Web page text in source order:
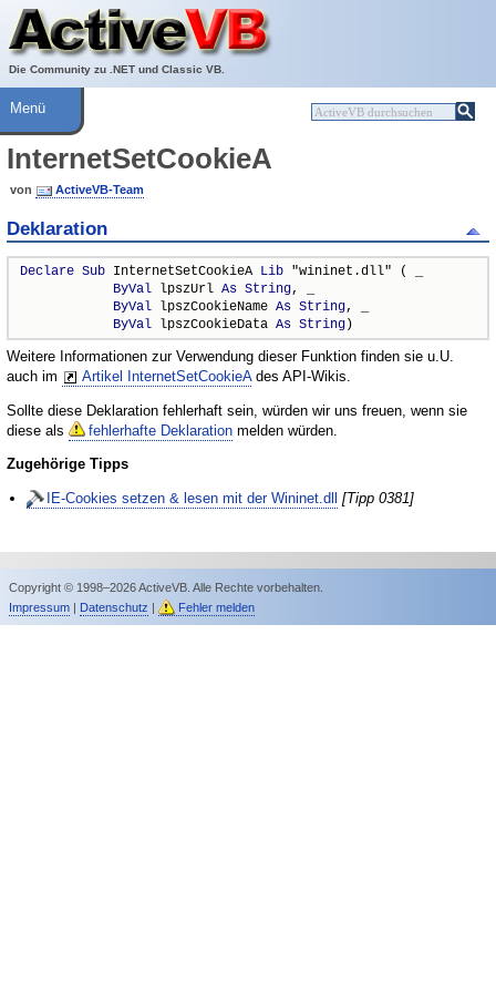
Die Community zu .NET und Classic VB.
Über ActiveVB
Hilfe
Menü
InternetSetCookieA
von ActiveVB-Team
Deklaration
Declare Sub InternetSetCookieA Lib "wininet.dll" ( _
ByVal lpszUrl As String, _
ByVal lpszCookieName As String, _
ByVal lpszCookieData As String)
Weitere Informationen zur Verwendung dieser Funktion finden sie u.U.
auch im
Artikel InternetSetCookieAdes API-Wikis.
Sollte diese Deklaration fehlerhaft sein, würden wir uns freuen, wenn sie
diese als
fehlerhafte Deklaration melden würden.
Zugehörige Tipps
IE-Cookies setzen & lesen mit der Wininet.dll [Tipp 0381]
Copyright © 1998–2026 ActiveVB. Alle Rechte vorbehalten.
Impressum| Datenschutz | Fehler melden